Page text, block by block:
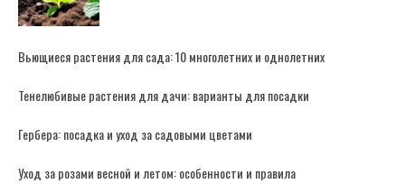
Вьющиеся растения для сада: 10 многолетних и однолетних
Тенелюбивые растения для дачи: варианты для посадки
Гербера: посадка и уход за садовыми цветами
Уход за розами весной и летом: особенности и правила